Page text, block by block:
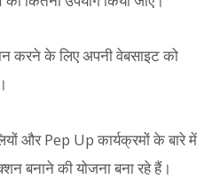
करने के लिए अपनी वेबसाइट को
और Pep Up कार्यक्रमों के बारे में
बनाने की योजना बना रहे हैं।